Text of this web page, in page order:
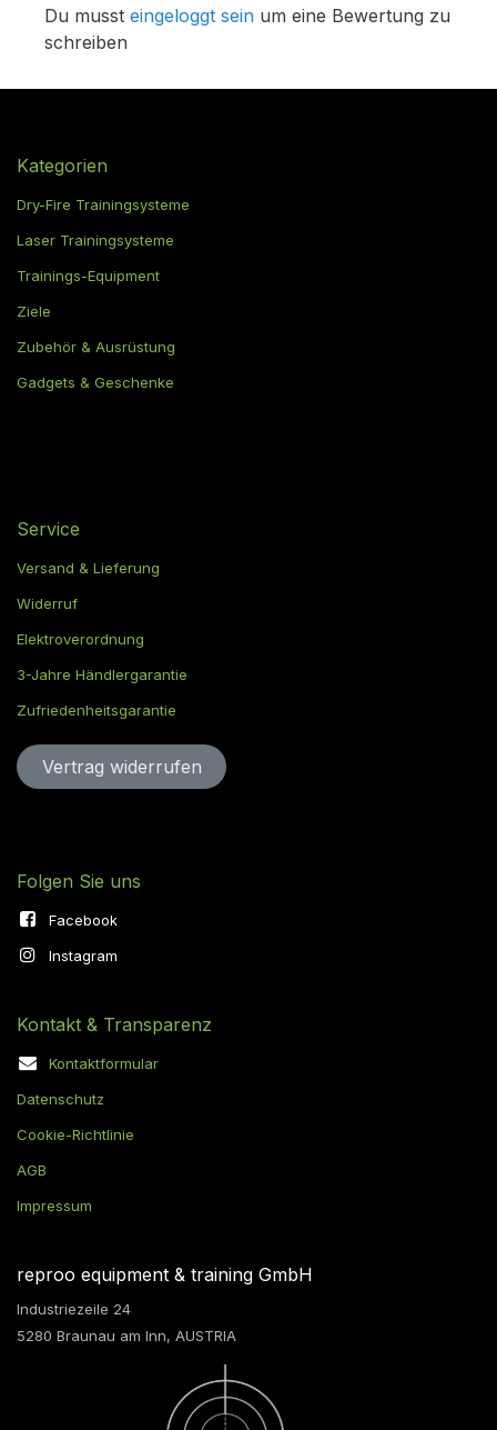
Du musst eingeloggt sein um eine Bewertung zu
schreiben
Kategorien
Dry-Fire Trainingsysteme
Laser Trainingsysteme
Trainings-Equipment
Ziele
Zubehör & Ausrüstung
Gadgets & Geschenke
Service
Versand & Lieferung
Widerruf
Elektroverordnung
3-Jahre Händlergarantie
Zufriedenheitsgarantie
Vertrag widerru​​​​​​​​​​fen
Folgen Sie uns
Facebook
Instagram
Kontakt & Transparenz
Kontaktformular
Datenschutz
Cookie-Richtlinie
AGB
Impressum
reproo equipment & training GmbH
Industriezeile 24
5280 Braunau am Inn, AUSTRIA